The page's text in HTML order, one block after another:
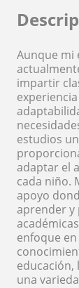
Aunque mi
impartir
estudios
adaptar el
cada niño.
apoyo
aprender y
enfoque
educación,
una